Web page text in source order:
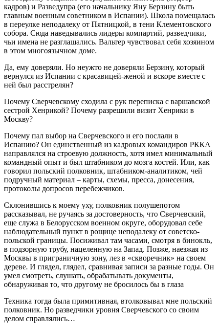
кадров) и Разведупра (его начальнику Яну Берзину быть
главным военным советником в Испании). Школа помещалась
в переулке неподалеку от Пятницкой, в тени Клементовского
собора. Сюда наведывались лидеры компартий, разведчики,
чьи имена не разглашались. Вальтер чувствовал себя хозяином
в этом многоязычном доме.
Да, ему доверяли. Но неужто не доверяли Берзину, который
вернулся из Испании с красавицей-женой и вскоре вместе с
ней был расстрелян?
Почему Сверчевскому сходила с рук переписка с варшавской
сестрой Хенрикой? Почему разрешили визит Хенрики в
Москву?
Почему пал выбор на Сверчевского и его послали в
Испанию? Он единственный из кадровых командиров РККА
направлялся на строевую должность, хотя имел минимальный
командный опыт и был штабником до мозга костей. Или, как
говорил польский полковник, штабником-аналитиком, чей
подручный материал – карты, схемы, пресса, донесения,
протоколы допросов перебежчиков.
Склонившись к моему уху, полковник полушепотом
рассказывал, не ручаясь за достоверность, что Сверчевский,
еще служа в Белорусском военном округе, оборудовал себе
наблюдательный пункт в рощице неподалеку от советско-
польской границы. Посиживал там часами, смотря в бинокль,
в подзорную трубу, нацеленную на Запад. Позже, наезжая из
Москвы в приграничную зону, лез в «скворечник» на своем
дереве. И глядел, глядел, сравнивая записи за разные годы. Он
умел смотреть, слушать, обрабатывать документы,
обнаруживая то, что другому не бросилось бы в глаза
Техника тогда была примитивная, втолковывал мне польский
полковник. Но разведчики уровня Сверчевского со своим
делом справлялись…